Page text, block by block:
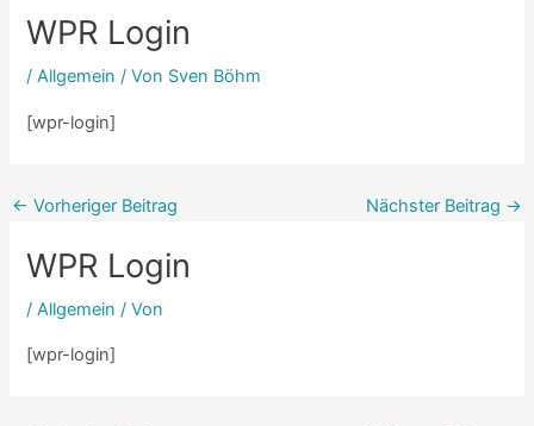
WPR Login
/Allgemein / Von Sven Böhm
[wpr-login]
← Vorheriger Beitrag Nächster Beitrag →
WPR Login
/Allgemein / Von
[wpr-login]